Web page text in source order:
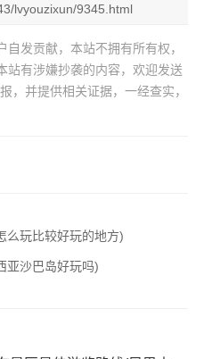
lvyouzixun/9345.html
自发贡献，本站不拥有所有权，
站有涉嫌抄袭的内容，欢迎发送
，并提供相关证据，一经查实，
么玩比较好玩的地方)
亚沙巴岛好玩吗)